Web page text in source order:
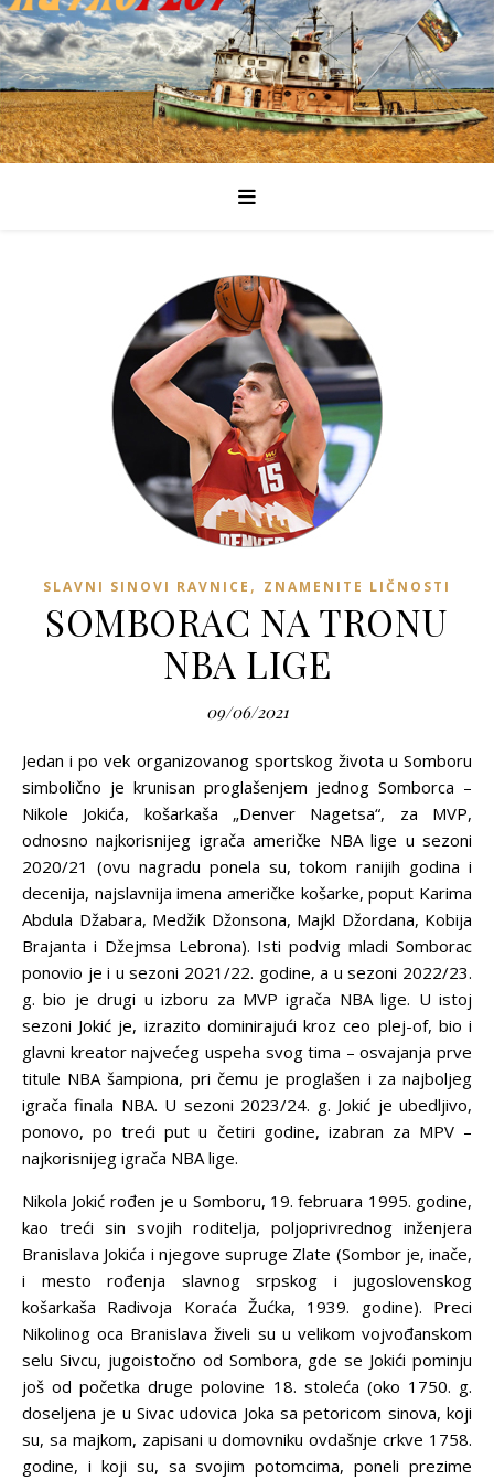
SLAVNI SINOVI RAVNICE , ZNAMENITE LIČNOSTI
SOMBORAC NA TRONU
NBA LIGE
09/06/2021
Jedan i po vek organizovanog sportskog života u Somboru
simbolično je krunisan proglašenjem jednog Somborca –
Nikole Jokića, košarkaša „Denver Nagetsa“, za MVP,
odnosno najkorisnijeg igrača američke NBA lige u sezoni
2020/21 (ovu nagradu ponela su, tokom ranijih godina i
decenija, najslavnija imena američke košarke, poput Karima
Abdula Džabara, Medžik Džonsona, Majkl Džordana, Kobija
Brajanta i Džejmsa Lebrona). Isti podvig mladi Somborac
ponovio je i u sezoni 2021/22. godine, a u sezoni 2022/23.
g. bio je drugi u izboru za MVP igrača NBA lige. U istoj
sezoni Jokić je, izrazito dominirajući kroz ceo plej-of, bio i
glavni kreator najvećeg uspeha svog tima – osvajanja prve
titule NBA šampiona, pri čemu je proglašen i za najboljeg
igrača finala NBA. U sezoni 2023/24. g. Jokić je ubedljivo,
ponovo, po treći put u četiri godine, izabran za MPV –
najkorisnijeg igrača NBA lige.
Nikola Jokić rođen je u Somboru, 19. februara 1995. godine,
kao treći sin svojih roditelja, poljoprivrednog inženjera
Branislava Jokića i njegove supruge Zlate (Sombor je, inače,
i mesto rođenja slavnog srpskog i jugoslovenskog
košarkaša Radivoja Koraća Žućka, 1939. godine). Preci
Nikolinog oca Branislava živeli su u velikom vojvođanskom
selu Sivcu, jugoistočno od Sombora, gde se Jokići pominju
još od početka druge polovine 18. stoleća (oko 1750. g.
doseljena je u Sivac udovica Joka sa petoricom sinova, koji
su, sa majkom, zapisani u domovniku ovdašnje crkve 1758.
godine, i koji su, sa svojim potomcima, poneli prezime